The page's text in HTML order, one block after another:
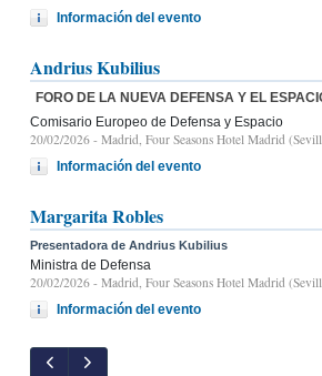
Información del evento
Andrius Kubilius
FORO DE LA NUEVA DEFENSA Y EL
Comisario Europeo de Defensa y Espacio
20/02/2026 - Madrid, Four Seasons Hotel Madrid
Información del evento
Margarita Robles
Presentadora de Andrius Kubilius
Ministra de Defensa
20/02/2026 - Madrid, Four Seasons Hotel Madrid
Información del evento